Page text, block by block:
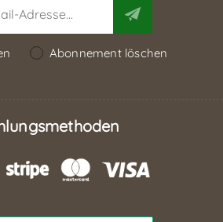
Abonnement löschen